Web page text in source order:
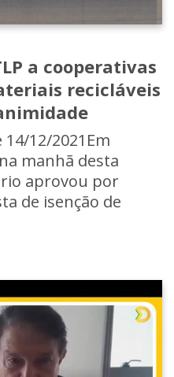
a cooperativas
recicláveis
12/2021Em
manhã desta
aprovou por
de isenção de